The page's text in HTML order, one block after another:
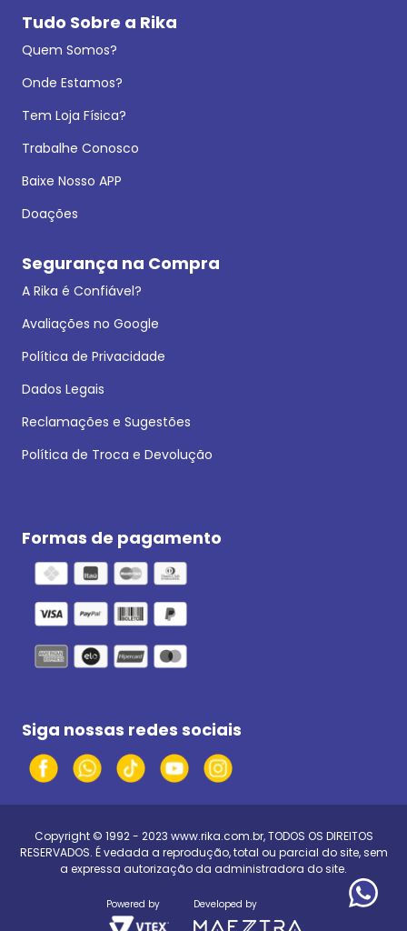
Tudo Sobre a Rika
Quem Somos?
Onde Estamos?
Tem Loja Física?
Trabalhe Conosco
Baixe Nosso APP
Doações
Segurança na Compra
A Rika é Confiável?
Avaliações no Google
Política de Privacidade
Dados Legais
Reclamações e Sugestões
Política de Troca e Devolução
Formas de pagamento
Siga nossas redes sociais
Copyright © 1992 - 2023 www.rika.com.br, TODOS OS DIREITOS
RESERVADOS. É vedada a reprodução, total ou parcial do site, sem
a expressa autorização da administradora do site.
Powered by Developed by